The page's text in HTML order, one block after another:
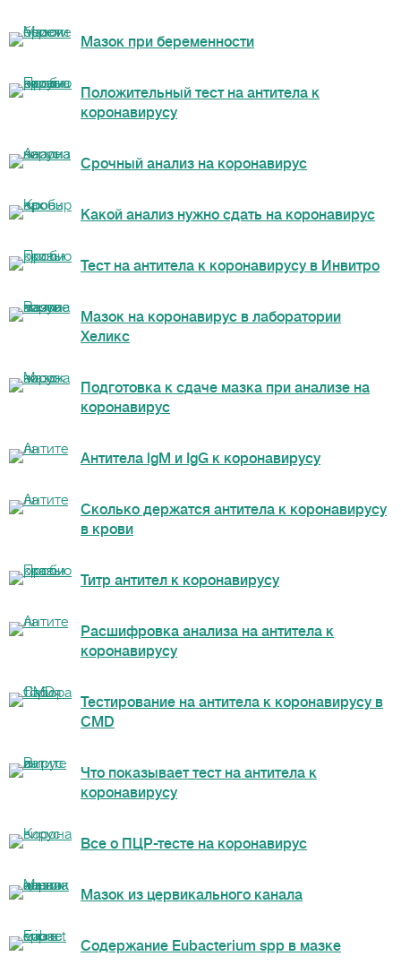
Мазок при беременности
Положительный тест на антитела к
коронавирусу
Срочный анализ на коронавирус
Какой анализ нужно сдать на коронавирус
Тест на антитела к коронавирусу в Инвитро
Мазок на коронавирус в лаборатории
Хеликс
Подготовка к сдаче мазка при анализе на
коронавирус
Антитела lgM и IgG к коронавирусу
Сколько держатся антитела к коронавирусу
в крови
Титр антител к коронавирусу
Расшифровка анализа на антитела к
коронавирусу
Тестирование на антитела к коронавирусу в
CMD
Что показывает тест на антитела к
коронавирусу
Все о ПЦР-тесте на коронавирус
Мазок из цервикального канала
Содержание Eubacterium spp в мазке